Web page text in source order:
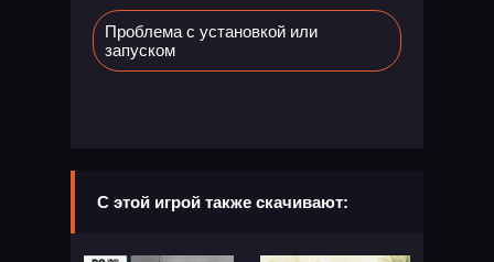
Проблема с установкой или
запуском
С этой игрой также скачивают: